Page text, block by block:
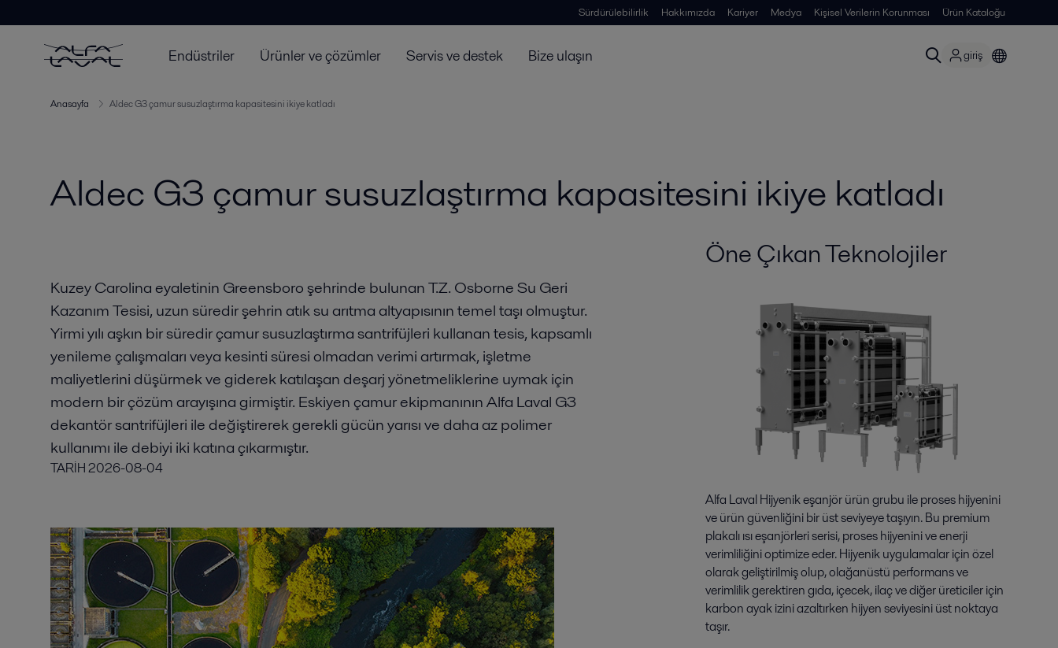
Sürdürülebilirlik Hakkımızda Kariyer Medya Kişisel Verilerin Korunması Ürün Kataloğu
Endüstriler Ürünler ve çözümler Servis ve destek Bize ulaşın giriş
Anasayfa Aldec G3 çamur susuzlaştırma kapasitesini ikiye katladı
Aldec G3 çamur susuzlaştırma kapasitesini ikiye katladı
Kuzey Carolina eyaletinin Greensboro şehrinde bulunan T.Z. Osborne Su Geri
Kazanım Tesisi, uzun süredir şehrin atık su arıtma altyapısının temel taşı olmuştur.
Yirmi yılı aşkın bir süredir çamur susuzlaştırma santrifüjleri kullanan tesis, kapsamlı
yenileme çalışmaları veya kesinti süresi olmadan verimi artırmak, işletme
maliyetlerini düşürmek ve giderek katılaşan deşarj yönetmeliklerine uymak için
modern bir çözüm arayışına girmiştir. Eskiyen çamur ekipmanının Alfa Laval G3
dekantör santrifüjleri ile değiştirerek gerekli gücün yarısı ve daha az polimer
kullanımı ile debiyi iki katına çıkarmıştır.
TARİH2026-08-04
Öne Çıkan Teknolojiler
Alfa Laval Hijyenik eşanjör ürün grubu ile proses hijyenini
ve ürün güvenliğini bir üst seviyeye taşıyın. Bu premium
plakalı ısı eşanjörleri serisi, proses hijyenini ve enerji
verimliliğini optimize eder. Hijyenik uygulamalar için özel
olarak geliştirilmiş olup, olağanüstü performans ve
verimlilik gerektiren gıda, içecek, ilaç ve diğer üreticiler için
karbon ayak izini azaltırken hijyen seviyesini üst noktaya
taşır.